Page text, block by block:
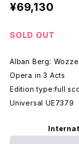
¥69,130
SOLD OUT
Alban Berg:
Opera in 3 Acts
Edition type:full
Universal UE7379